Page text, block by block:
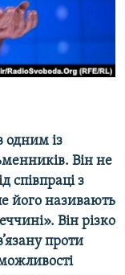
одним із
Він не
співпраці з
його називають
Він різко
проти